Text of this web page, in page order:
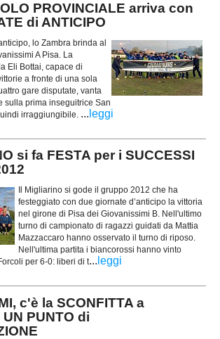
PROVINCIALE arriva con
di ANTICIPO
lo Zambra brinda al
A Pisa. La
Eli Bottai, capace di
a fronte di una sola
gare disputate, vanta
sulla prima inseguitrice San
irraggiungibile. ... leggi
si fa FESTA per i SUCCESSI
Il Migliarino si gode il gruppo 2012 che ha
festeggiato con due giornate d’anticipo la vittoria
nel girone di Pisa dei Giovanissimi B. Nell'ultimo
turno di campionato di ragazzi guidati da Mattia
Mazzaccaro hanno osservato il turno di riposo.
Nell'ultima partita i biancorossi hanno vinto
per 6-0: liberi di t... leggi
c'è la SCONFITTA a
PUNTO di